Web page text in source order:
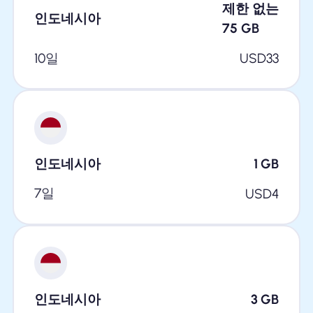
인도네시아
제한 없는
75 GB
10일
USD33
인도네시아 1 GB
7일
USD4
인도네시아 3 GB